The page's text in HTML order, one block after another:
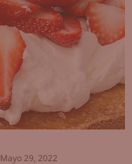
Mayo 29, 2022